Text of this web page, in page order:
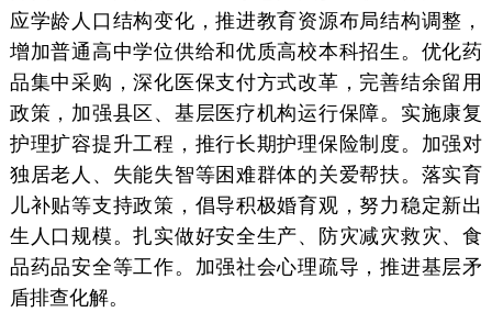
应学龄人口结构变化，推进教育资源布局结构调整，
增加普通高中学位供给和优质高校本科招生。优化药
品集中采购，深化医保支付方式改革，完善结余留用
政策，加强县区、基层医疗机构运行保障。实施康复
护理扩容提升工程，推行长期护理保险制度。加强对
独居老人、失能失智等困难群体的关爱帮扶。落实育
儿补贴等支持政策，倡导积极婚育观，努力稳定新出
生人口规模。扎实做好安全生产、防灾减灾救灾、食
品药品安全等工作。加强社会心理疏导，推进基层矛
盾排查化解。